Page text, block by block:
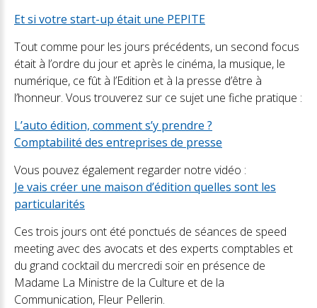
Et si votre start-up était une PEPITE
Tout comme pour les jours précédents, un second focus
était à l’ordre du jour et après le cinéma, la musique, le
numérique, ce fût à l’Edition et à la presse d’être à
l’honneur. Vous trouverez sur ce sujet une fiche pratique :
L’auto édition, comment s’y prendre ?
Comptabilité des entreprises de presse
Vous pouvez également regarder notre vidéo :
Je vais créer une maison d’édition quelles sont les
particularités
Ces trois jours ont été ponctués de séances de speed
meeting avec des avocats et des experts comptables et
du grand cocktail du mercredi soir en présence de
Madame La Ministre de la Culture et de la
Communication, Fleur Pellerin.